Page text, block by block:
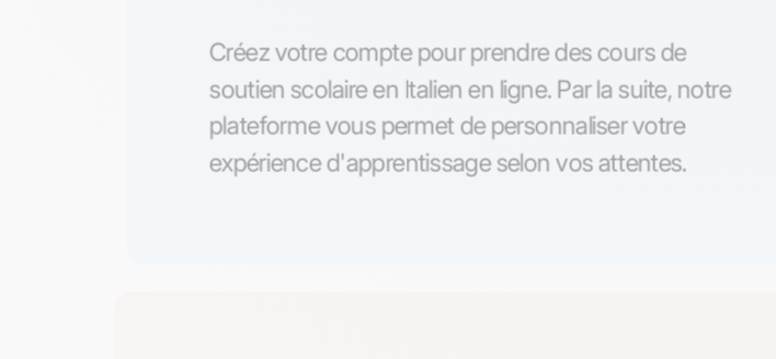
Créez votre compte pour prendre des cours de
soutien scolaire en Italien en ligne. Par la suite, notre
plateforme vous permet de personnaliser votre
expérience d'apprentissage selon vos attentes.